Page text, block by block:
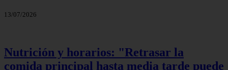
13/07/2026
Nutrición y horarios: "Retrasar la
comida principal hasta media tarde puede